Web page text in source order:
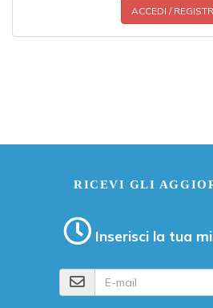
ACCEDI /
RICEVI GLI
Inserisci la tua